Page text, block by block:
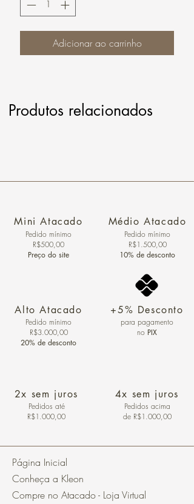
Adicionar ao carrinho
Produtos relacionados
Mini Atacado
Pedido ​mínimo
R$500,00
Preço do site
Alto Atacado
Pedido mínimo
R$3.000,00
20% de desconto
2x sem juros
Pedidos até
R$1.000,00
Médio Atacado
Pedido mínimo
R$1.500,00
10% de desconto
+5% Desconto
para pagamento
no PIX
4x sem juros
Pedidos acima
de R$1.000,00
Página Inicial
Conheça a Kleon
Compre no Atacado - Loja Virtual